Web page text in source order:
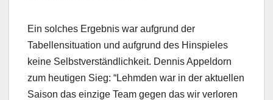
Ein solches Ergebnis war aufgrund der
Tabellensituation und aufgrund des Hinspieles
keine Selbstverständlichkeit. Dennis Appeldorn
zum heutigen Sieg: “Lehmden war in der aktuellen
Saison das einzige Team gegen das wir verloren